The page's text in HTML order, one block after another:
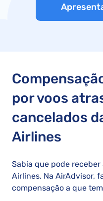
por voos
cancelados
Airlines
Sabia que pode
Airlines. Na AirAdvisor,
compensação a que